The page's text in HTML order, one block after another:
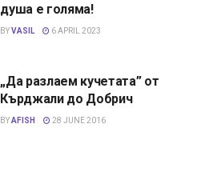
душа е голяма!
BYVASIL 6 APRIL 2023
„Да разлаем кучетата” от
Кърджали до Добрич
BYAFISH 28 JUNE 2016